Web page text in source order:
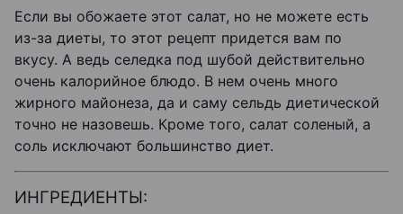
Если вы обожаете этот салат, но не можете есть
из-за диеты, то этот рецепт придется вам по
вкусу. А ведь селедка под шубой действительно
очень калорийное блюдо. В нем очень много
жирного майонеза, да и саму сельдь диетической
точно не назовешь. Кроме того, салат соленый, а
соль исключают большинство диет.
ИНГРЕДИЕНТЫ: